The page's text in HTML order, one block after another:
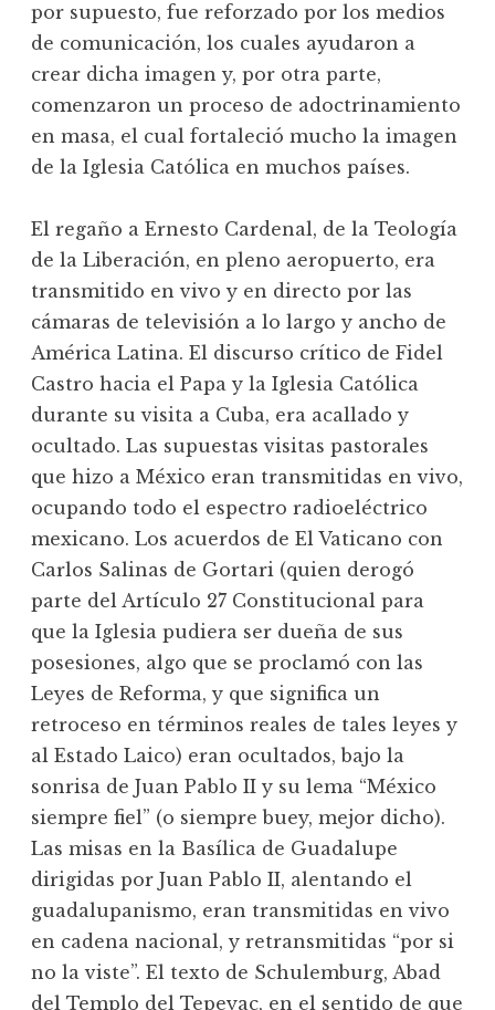
por supuesto, fue reforzado por los medios
de comunicación, los cuales ayudaron a
crear dicha imagen y, por otra parte,
comenzaron un proceso de adoctrinamiento
en masa, el cual fortaleció mucho la imagen
de la Iglesia Católica en muchos países.
El regaño a Ernesto Cardenal, de la Teología
de la Liberación, en pleno aeropuerto, era
transmitido en vivo y en directo por las
cámaras de televisión a lo largo y ancho de
América Latina. El discurso crítico de Fidel
Castro hacia el Papa y la Iglesia Católica
durante su visita a Cuba, era acallado y
ocultado. Las supuestas visitas pastorales
que hizo a México eran transmitidas en vivo,
ocupando todo el espectro radioeléctrico
mexicano. Los acuerdos de El Vaticano con
Carlos Salinas de Gortari (quien derogó
parte del Artículo 27 Constitucional para
que la Iglesia pudiera ser dueña de sus
posesiones, algo que se proclamó con las
Leyes de Reforma, y que significa un
retroceso en términos reales de tales leyes y
al Estado Laico) eran ocultados, bajo la
sonrisa de Juan Pablo II y su lema “México
siempre fiel” (o siempre buey, mejor dicho).
Las misas en la Basílica de Guadalupe
dirigidas por Juan Pablo II, alentando el
guadalupanismo, eran transmitidas en vivo
en cadena nacional, y retransmitidas “por si
no la viste”. El texto de Schulemburg, Abad
del Templo del Tepeyac, en el sentido de que